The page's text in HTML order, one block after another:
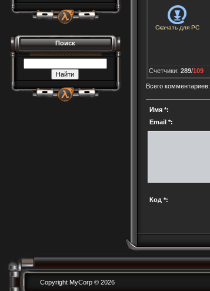
Поиск
Скачать дляPC
Счетчики: 289/109
Всего комментариев:
Имя *:
Email *:
Код *:
Copyright MyCorp © 2026